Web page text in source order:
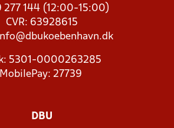
277 144 (12:00-15:00)
CVR: 63928615
5301-0000263285
MobilePay: 27739
DBU